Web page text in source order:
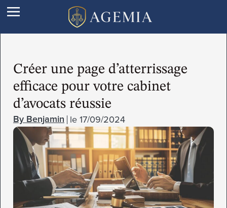
Créer une page d’atterrissage
efficace pour votre cabinet
d’avocats réussie
Benjamin le 17/09/2024